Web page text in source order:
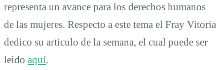
representa un avance para los derechos humanos
de las mujeres. Respecto a este tema el Fray Vitoria
dedico su artículo de la semana, el cual puede ser
leido aquí.